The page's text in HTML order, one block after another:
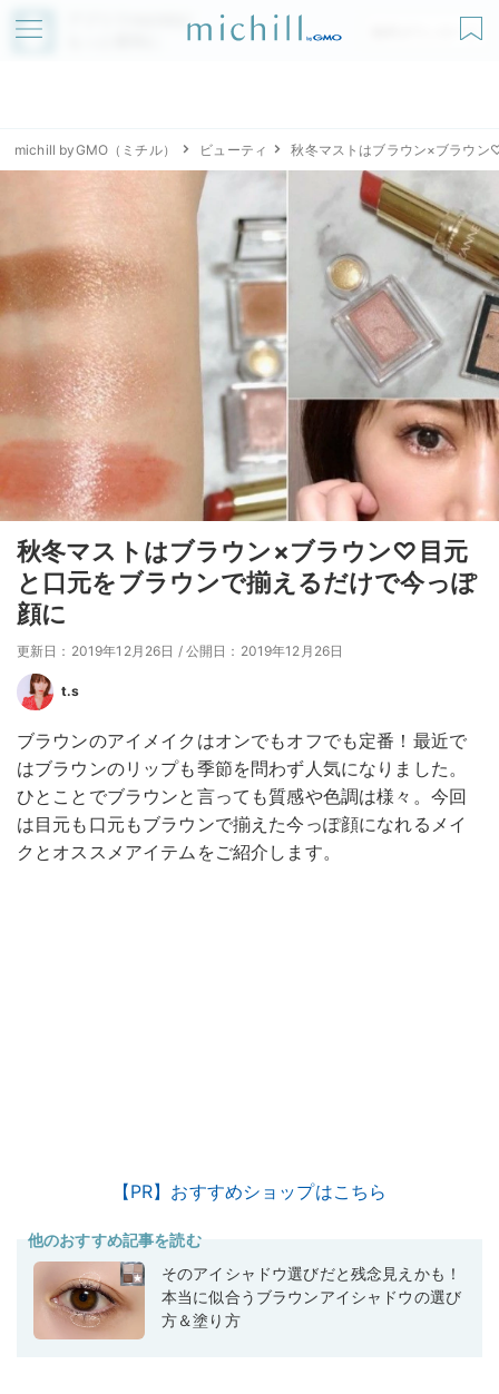
アプリでmichillが
無料ダウンロード
michill byGMO（ミチル） ビューティ 秋冬マストはブラウン×ブラウン
秋冬マストはブラウン×ブラウン♡目元
と口元をブラウンで揃えるだけで今っぽ
顔に
更新日：2019年12月26日 / 公開日：2019年12月26日
t.s
ブラウンのアイメイクはオンでもオフでも定番！最近で
はブラウンのリップも季節を問わず人気になりました。
ひとことでブラウンと言っても質感や色調は様々。今回
は目元も口元もブラウンで揃えた今っぽ顔になれるメイ
クとオススメアイテムをご紹介します。
【PR】おすすめショップはこちら
他のおすすめ記事を読む
そのアイシャドウ選びだと残念見えかも！
本当に似合うブラウンアイシャドウの選び
方＆塗り方